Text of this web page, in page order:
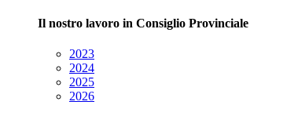
Il nostro lavoro in Consiglio Provinciale
2023
2024
2025
2026